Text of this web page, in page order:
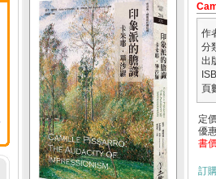
作
分
出
頁
定
優
書
訂